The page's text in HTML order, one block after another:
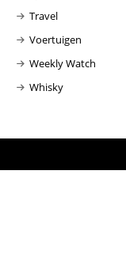
Travel
Voertuigen
Weekly Watch
Whisky